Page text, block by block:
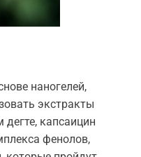
наногелей,
экстракты
капсаицин
фенолов,